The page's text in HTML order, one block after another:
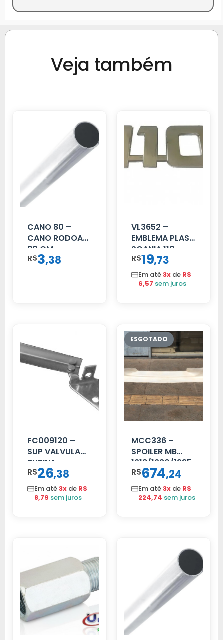
Veja também
CANO 80 –
CANO RODOAR
80 CM
R$3,38
VL3652 –
EMBLEMA PLAST
SCANIA 110
CROMADO
R$19,73
Em até3x de R$
6,57 sem juros
FC009120 –
SUP VALVULA
BUZINA
C/ALAVANCA
R$26,38
Em até3x de R$
8,79 sem juros
MCC336 –
SPOILER MB
1618/1630/1935
04 FAR
C/BIGOD
R$674,24
Em até3x de R$
224,74 sem juros